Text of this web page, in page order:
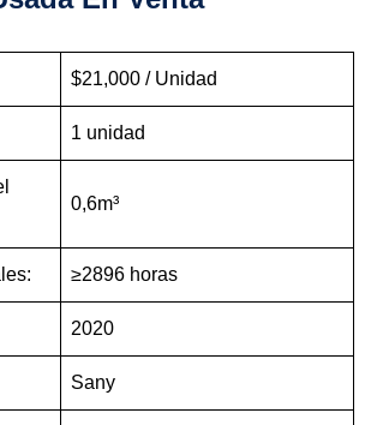
$21,000 / Unidad
1 unidad
0,6m³
≥2896 horas
2020
Sany